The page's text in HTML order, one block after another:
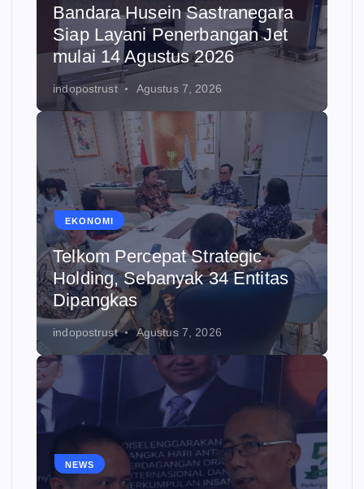
Bandara Husein Sastranegara
Siap Layani Penerbangan Jet
mulai 14 Agustus 2026
indopostrust Agustus 7, 2026
EKONOMI
Telkom Percepat Strategic
Holding, Sebanyak 34 Entitas
Dipangkas
indopostrust Agustus 7, 2026
NEWS